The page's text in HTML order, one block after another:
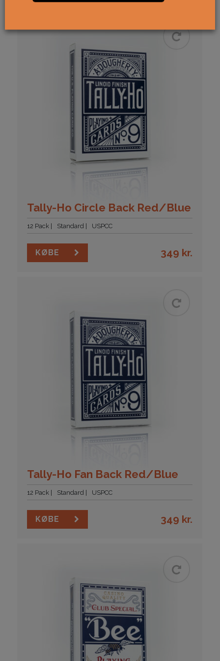
Tally-Ho Circle Back Red/Blue
12 Pack Standard USPCC
KØBE 349 kr.
Tally-Ho Fan Back Red/Blue
12 Pack Standard USPCC
KØBE 349 kr.